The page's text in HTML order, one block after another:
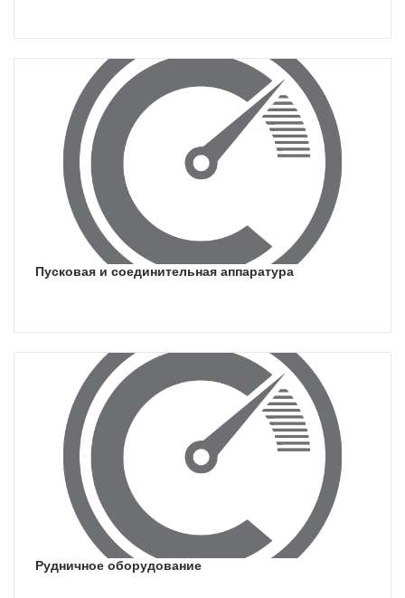
пусковая и соединительная аппаратура
рудничное оборудование